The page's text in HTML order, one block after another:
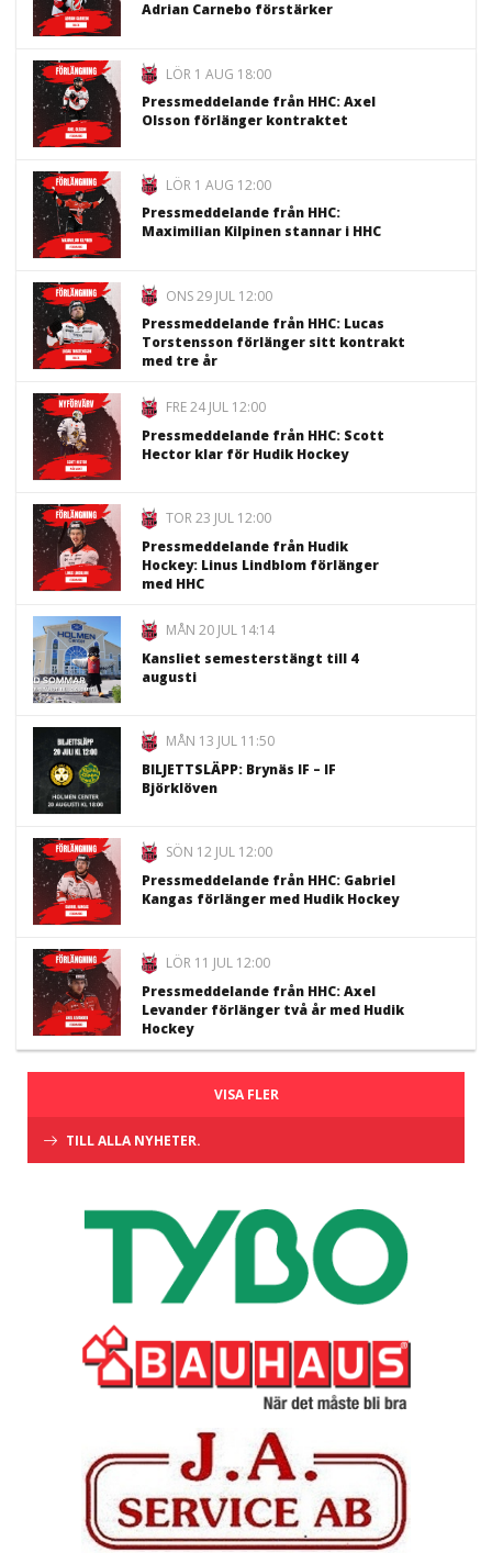
Adrian Carnebo förstärker
LÖR 1 AUG 18:00
Pressmeddelande från HHC: Axel
Olsson förlänger kontraktet
LÖR 1 AUG 12:00
Pressmeddelande från HHC:
Maximilian Kilpinen stannar i HHC
ONS 29 JUL 12:00
Pressmeddelande från HHC: Lucas
Torstensson förlänger sitt kontrakt
med tre år
FRE 24 JUL 12:00
Pressmeddelande från HHC: Scott
Hector klar för Hudik Hockey
TOR 23 JUL 12:00
Pressmeddelande från Hudik
Hockey: Linus Lindblom förlänger
med HHC
MÅN 20 JUL 14:14
Kansliet semesterstängt till 4
augusti
MÅN 13 JUL 11:50
BILJETTSLÄPP: Brynäs IF – IF
Björklöven
SÖN 12 JUL 12:00
Pressmeddelande från HHC: Gabriel
Kangas förlänger med Hudik Hockey
LÖR 11 JUL 12:00
Pressmeddelande från HHC: Axel
Levander förlänger två år med Hudik
Hockey
VISA FLER
TILL ALLA NYHETER.